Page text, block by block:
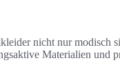
nicht nur modisch
Materialien und